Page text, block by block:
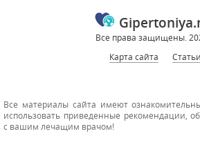
Все права защищены.
Карта сайта
Статьи
Все материалы сайта имеют
использовать приведенные рекомендации,
с вашим лечащим врачом!